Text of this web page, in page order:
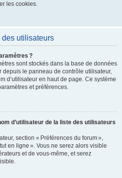
les cookies.
des utilisateurs
?
sont stockés dans la base de données
depuis le panneau de contrôle utilisateur,
d’utilisateur en haut de page. Ce système
et préférences.
d’utilisateur de la liste des utilisateurs
section « Préférences du forum »,
en ligne ». Vous ne serez alors visible
et de vous-même, et serez